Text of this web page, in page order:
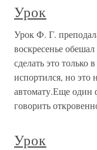
Урок
Урок Ф. Г.
воскресенье
сделать это только
испортился, но это
автомату.Еще один
говорить
Урок